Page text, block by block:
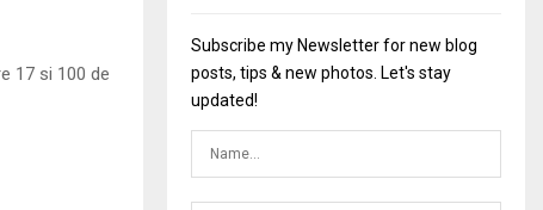
17 si 100 de
Subscribe my Newsletter for new blog
posts, tips & new photos. Let's stay
updated!